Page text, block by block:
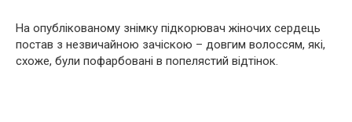
На опублікованому знімку підкорювач жіночих сердець
постав з незвичайною зачіскою – довгим волоссям, які,
схоже, були пофарбовані в попелястий відтінок.